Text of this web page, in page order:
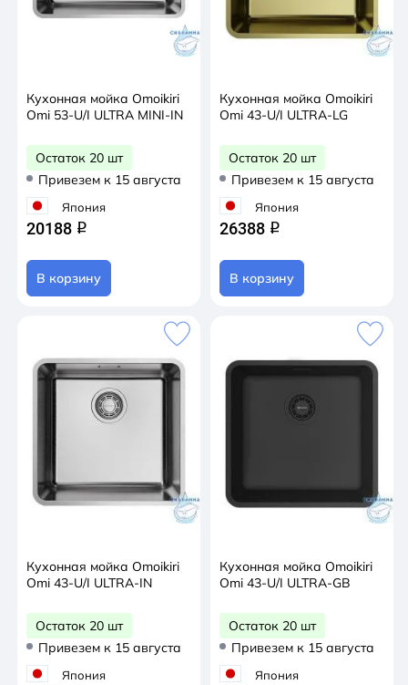
Кухонная мойка Omoikiri
Omi 53-U/I ULTRA MINI-IN
Остаток 20 шт
Привезем к 15 августа
Япония
20188 q
В корзину
Кухонная мойка Omoikiri
Omi 43-U/I ULTRA-LG
Остаток 20 шт
Привезем к 15 августа
Япония
26388 q
В корзину
Кухонная мойка Omoikiri
Omi 43-U/I ULTRA-IN
Остаток 20 шт
Привезем к 15 августа
Япония
Кухонная мойка Omoikiri
Omi 43-U/I ULTRA-GB
Остаток 20 шт
Привезем к 15 августа
Япония